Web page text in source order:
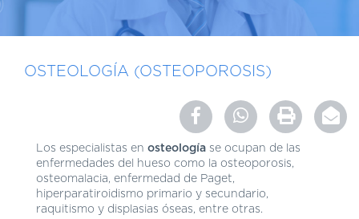
INSTRUCCIONES
PACIENTES
SEDES
HORARIOS
OSTEOLOGÍA (OSTEOPOROSIS)
Los especialistas en osteología se ocupan de las
enfermedades del hueso como la osteoporosis,
osteomalacia, enfermedad de Paget,
hiperparatiroidismo primario y secundario,
raquitismo y displasias óseas, entre otras.